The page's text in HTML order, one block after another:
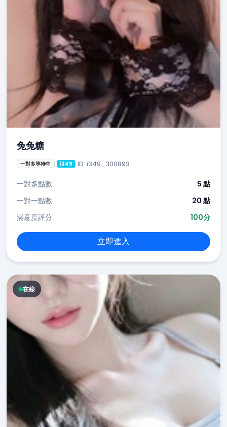
兔兔糖
一對多等待中 i349 ID: i349_300893
一對多點數
5 點
一對一點數
20 點
滿意度評分
100分
立即進入
在線